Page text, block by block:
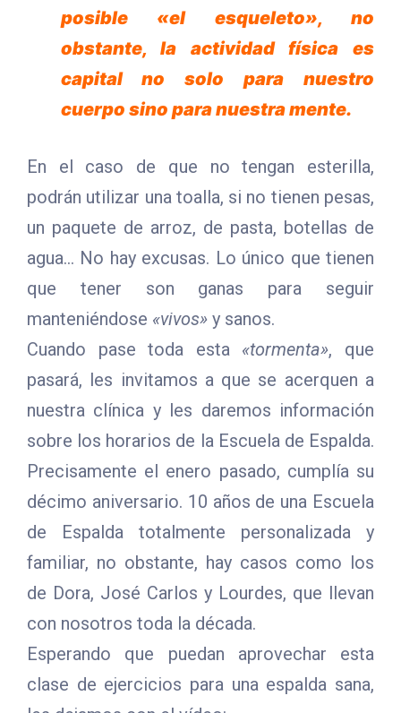
posible «el esqueleto», no
obstante, la actividad física es
capital no solo para nuestro
cuerpo sino para nuestra mente.
En el caso de que no tengan esterilla,
podrán utilizar una toalla, si no tienen pesas,
un paquete de arroz, de pasta, botellas de
agua… No hay excusas. Lo único que tienen
que tener son ganas para seguir
manteniéndose «vivos» y sanos.
Cuando pase toda esta «tormenta», que
pasará, les invitamos a que se acerquen a
nuestra clínica y les daremos información
sobre los horarios de la Escuela de Espalda.
Precisamente el enero pasado, cumplía su
décimo aniversario. 10 años de una Escuela
de Espalda totalmente personalizada y
familiar, no obstante, hay casos como los
de Dora, José Carlos y Lourdes, que llevan
con nosotros toda la década.
Esperando que puedan aprovechar esta
clase de ejercicios para una espalda sana,